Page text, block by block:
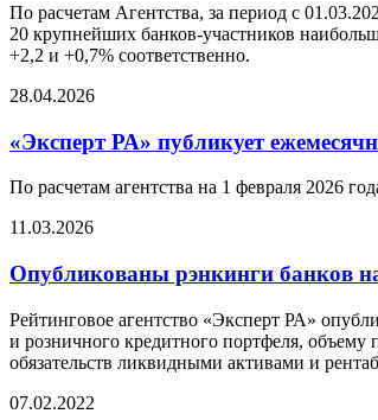
По расчетам Агентства, за период с
20 крупнейших банков-участников
+2,2 и +0,7% соответственно.
28.04.2026
«Эксперт РА» публикует
По расчетам агентства на 1 февраля 2026
11.03.2026
Опубликованы рэнкинги банков
Рейтинговое агентство «Эксперт РА»
и розничного кредитного портфеля,
обязательств ликвидными активами и
07.02.2022